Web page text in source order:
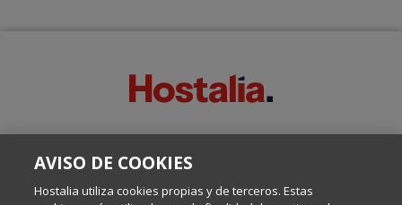
Escrito por el equipo de Comunicación de Hostalia, dirigido por
Internet y Tecnología.
AVISO DE COOKIES
Hostalia utiliza cookies propias y de terceros. Estas